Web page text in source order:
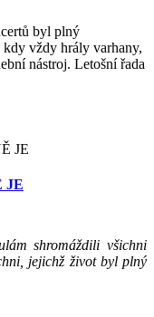
byl plný
vždy hrály varhany,
nástroj. Letošní řada
JE
shromáždili všichni
jejichž život byl plný